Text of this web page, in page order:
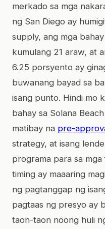
merkado sa mga
ng San Diego ay
supply, ang mga
kumulang 21 araw, at
6.25 porsyento ay
buwanang bayad sa
isang punto. Hindi mo
bahay sa Solana
matibay na pre-
strategy, at isang
programa para sa
timing ay maaaring
ng pagtanggap ng
pagtaas ng presyo ay
taon-taon noong huli